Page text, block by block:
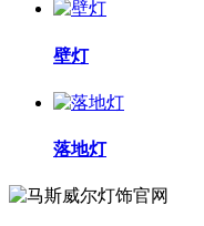
壁灯
落地灯